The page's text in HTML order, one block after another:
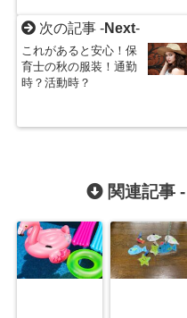
次の記事 -Next-
これがあると安心！保
育士の秋の服装！通勤
時？活動時？
関連記事 -